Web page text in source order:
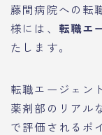
藤間病院への転
様には、 転職エ
たします。
転職エージェン
薬剤部のリアル
で評価されるポ